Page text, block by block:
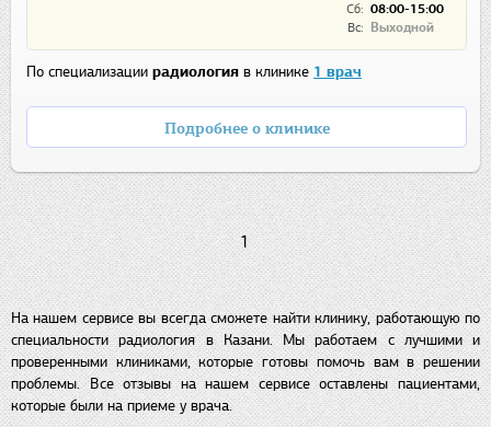
Сб: 08:00-15:00
Вс:
Выходной
По специализации радиология в клинике 1 врач
Подробнее о клинике
1
На нашем сервисе вы всегда сможете найти клинику, работающую по
специальности радиология в Казани. Мы работаем с лучшими и
проверенными клиниками, которые готовы помочь вам в решении
проблемы. Все отзывы на нашем сервисе оставлены пациентами,
которые были на приеме у врача.